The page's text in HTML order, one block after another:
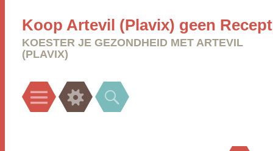
Koop Artevil (Plavix) geen Recept
KOESTER JE GEZONDHEID MET ARTEVIL
(PLAVIX)
Menu Widgets Search